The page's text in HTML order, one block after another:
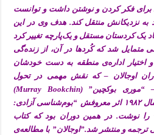
برای فکر کردن و نوشتن داشت و توانست
به نزدیکانش منتقل کند. هدف وی در این
یک کردستان مستقل و یک‌پارچه تغییر کرد
متمایل شد که کُردها در آن، از زنده‌گی
اختیار اداره‌ی منطقه به دست خودشان
اوجالان – که نقش مهمی در تحول
اندیشه‌ی سیاسی او داشت – “موری بوکچین” (Murray Bookchin)
نویسنده‌ی آمریکایی بود. او در سال ۱۹۸۲ اثر معروفش “بوم‌شناسی آزادی:
را نوشت. در همین دوران بود که کتاب
ترجمه و منتشر شد.”اوجالان” با مطالعه‌ی